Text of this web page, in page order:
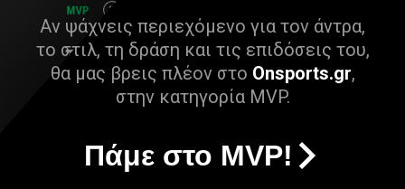
Αν ψάχνεις περιεχόμενο για τον άντρα,
το στιλ, τη δράση και τις επιδόσεις του,
θα μας βρεις πλέον στο Onsports.gr,
στην κατηγορία MVP.
Πάμε στο MVP!